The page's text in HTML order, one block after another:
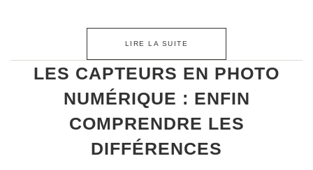
LIRE LA SUITE
LES CAPTEURS EN PHOTO
NUMÉRIQUE : ENFIN
COMPRENDRE LES
DIFFÉRENCES